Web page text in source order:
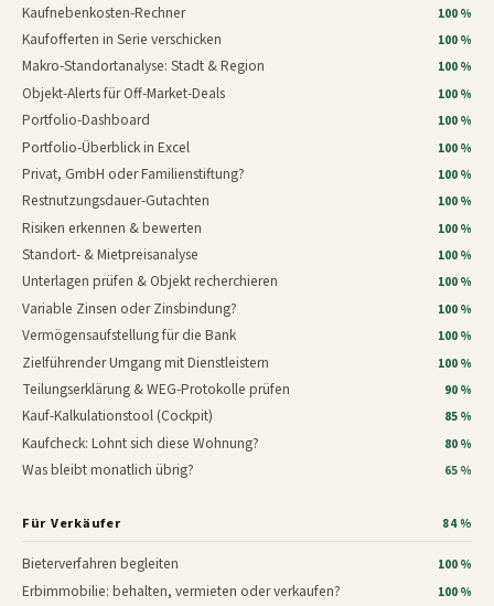
Kaufnebenkosten-Rechner 100 %
Kaufofferten in Serie verschicken 100 %
Makro-Standortanalyse: Stadt & Region 100 %
Objekt-Alerts für Off-Market-Deals 100 %
Portfolio-Dashboard 100 %
Portfolio-Überblick in Excel 100 %
Privat, GmbH oder Familienstiftung? 100 %
Restnutzungsdauer-Gutachten 100 %
Risiken erkennen & bewerten 100 %
Standort- & Mietpreisanalyse 100 %
Unterlagen prüfen & Objekt recherchieren 100 %
Variable Zinsen oder Zinsbindung? 100 %
Vermögensaufstellung für die Bank 100 %
Zielführender Umgang mit Dienstleistern 100 %
Teilungserklärung & WEG-Protokolle prüfen 90 %
Kauf-Kalkulationstool (Cockpit) 85 %
Kaufcheck: Lohnt sich diese Wohnung? 80 %
Was bleibt monatlich übrig? 65 %
Für Verkäufer 84 %
Bieterverfahren begleiten 100 %
Erbimmobilie: behalten, vermieten oder verkaufen? 100 %